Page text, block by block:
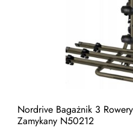
Nordrive Bagażnik 3
Zamykany N50212